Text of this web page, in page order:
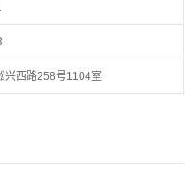
兴西路258号1104室